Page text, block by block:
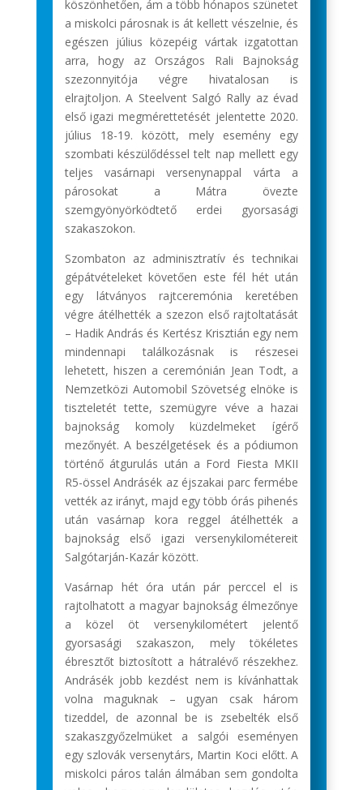
köszönhetően, ám a több hónapos szünetet
a miskolci párosnak is át kellett vészelnie, és
egészen július közepéig vártak izgatottan
arra, hogy az Országos Rali Bajnokság
szezonnyitója végre hivatalosan is
elrajtoljon. A Steelvent Salgó Rally az évad
első igazi megmérettetését jelentette 2020.
július 18-19. között, mely esemény egy
szombati készülődéssel telt nap mellett egy
teljes vasárnapi versenynappal várta a
párosokat a Mátra övezte
szemgyönyörködtető erdei gyorsasági
szakaszokon.
Szombaton az adminisztratív és technikai
gépátvételeket követően este fél hét után
egy látványos rajtceremónia keretében
végre átélhették a szezon első rajtoltatását
– Hadik András és Kertész Krisztián egy nem
mindennapi találkozásnak is részesei
lehetett, hiszen a ceremónián Jean Todt, a
Nemzetközi Automobil Szövetség elnöke is
tiszteletét tette, szemügyre véve a hazai
bajnokság komoly küzdelmeket ígérő
mezőnyét. A beszélgetések és a pódiumon
történő átgurulás után a Ford Fiesta MKII
R5-össel Andrásék az éjszakai parc fermébe
vették az irányt, majd egy több órás pihenés
után vasárnap kora reggel átélhették a
bajnokság első igazi versenykilométereit
Salgótarján-Kazár között.
Vasárnap hét óra után pár perccel el is
rajtolhatott a magyar bajnokság élmezőnye
a közel öt versenykilométert jelentő
gyorsasági szakaszon, mely tökéletes
ébresztőt biztosított a hátralévő részekhez.
Andrásék jobb kezdést nem is kívánhattak
volna maguknak – ugyan csak három
tizeddel, de azonnal be is zsebelték első
szakaszgyőzelmüket a salgói eseményen
egy szlovák versenytárs, Martin Koci előtt. A
miskolci páros talán álmában sem gondolta